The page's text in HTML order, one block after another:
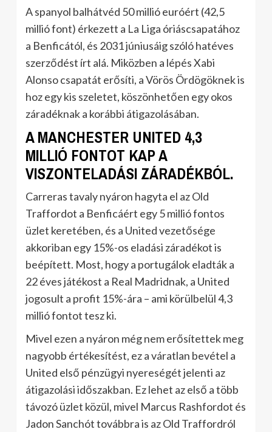
A spanyol balhátvéd 50 millió euróért (42,5
millió font) érkezett a La Liga óriáscsapatához
a Benficától, és 2031 júniusáig szóló hatéves
szerződést írt alá. Miközben a lépés Xabi
Alonso csapatát erősíti, a Vörös Ördögöknek is
hoz egy kis szeletet, köszönhetően egy okos
záradéknak a korábbi átigazolásában.
A MANCHESTER UNITED 4,3
MILLIÓ FONTOT KAP A
VISZONTELADÁSI ZÁRADÉKBÓL.
Carreras tavaly nyáron hagyta el az Old
Traffordot a Benficáért egy 5 millió fontos
üzlet keretében, és a United vezetősége
akkoriban egy 15%-os eladási záradékot is
beépített. Most, hogy a portugálok eladták a
22 éves játékost a Real Madridnak, a United
jogosult a profit 15%-ára – ami körülbelül 4,3
millió fontot tesz ki.
Mivel ezen a nyáron még nem erősítettek meg
nagyobb értékesítést, ez a váratlan bevétel a
United első pénzügyi nyereségét jelenti az
átigazolási időszakban. Ez lehet az első a több
távozó üzlet közül, mivel Marcus Rashfordot és
Jadon Sanchót továbbra is az Old Traffordról